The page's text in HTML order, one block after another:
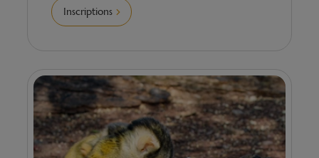
Inscriptions